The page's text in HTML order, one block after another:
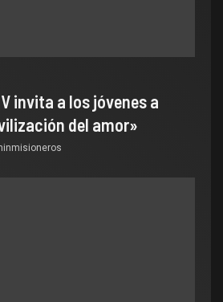
invita a los jóvenes a
del amor»